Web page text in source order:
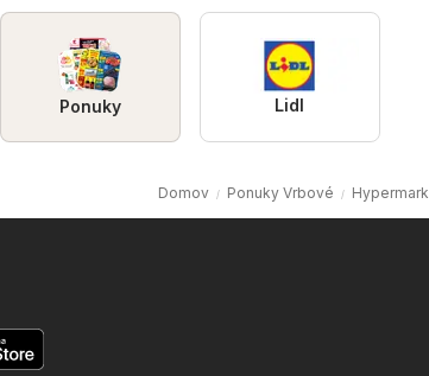
Ponuky Lidl
Domov Ponuky Vrbové